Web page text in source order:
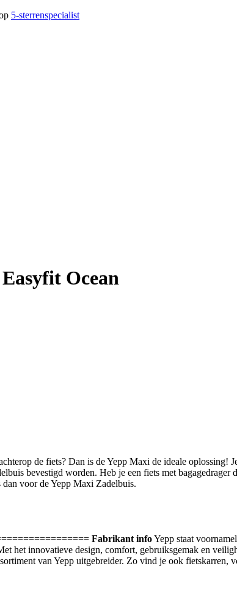
5-sterrenspecialist
Ocean
de fiets? Dan is de Yepp Maxi de ideale oplossing!
bevestigd worden. Heb je een fiets met
dan voor de Yepp Maxi Zadelbuis.
Fabrikant infoYepp staat
het innovatieve design, comfort, gebruiksgemak en
van Yepp uitgebreider. Zo vind je ook